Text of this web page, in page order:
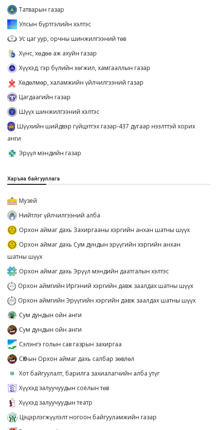
Татварын газар
Улсын бүртгэлийн хэлтэс
Ус цаг уур, орчны шинжилгээний төв
Хүнс, хөдөө аж ахуйн газар
Хүүхэд, гэр бүлийн хөгжил, хамгааллын газар
Хөдөлмөр, халамжийн үйлчилгээний газар
Цагдаагийн газар
Шүүх шинжилгээний хэлтэс
Шүүхийн шийдвэр гүйцэтгэх газар-437 дугаар нээлттэй хорих
анги
Эрүүл мэндийн газар
Харъяа байгууллага
Музей
Нийтлэг үйлчилгээний алба
Орхон аймаг дахь Захиргааны хэргийн анхан шатны шүүх
Орхон аймаг дахь Сум дундын эрүүгийн хэргийн анхан
шатны шүүх
Орхон аймаг дахь Эрүүл мэндийн даатгалын хэлтэс
Орхон аймгийн Иргэний хэргийн давж заалдах шатны шүүх
Орхон аймгийн Эрүүгийн хэргийн давж заалдах шатны шүүх
Сум дундын ойн анги
Сум дундын ойн анги
Сэлэнгэ голын сав газрын захиргаа
СӨХ-ын Орхон аймаг дахь салбар зөвлөл
Хот байгуулалт, барилга захиалагчийн алба утүг
Хүүхэд залуучуудын соёлын төв
Хүүхэд залуучуудын театр
Цэцэрлэгжүүлэлт ногоон байгууламжийн газар